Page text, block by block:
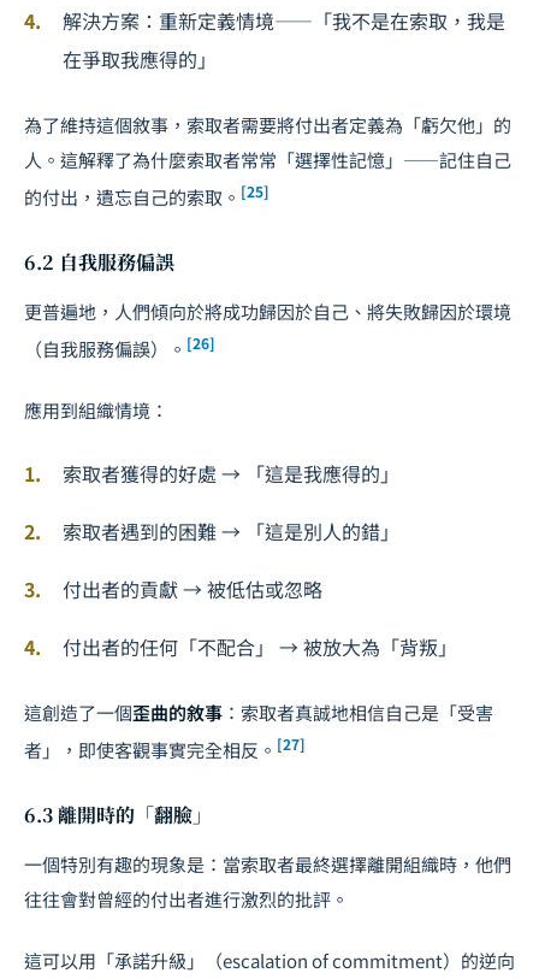
解決方案：重新定義情境——「我不是在索取，我是
在爭取我應得的」
為了維持這個敘事，索取者需要將付出者定義為「虧欠他」的
人。這解釋了為什麼索取者常常「選擇性記憶」——記住自己
的付出，遺忘自己的索取。 [25]
6.2 自我服務偏誤
更普遍地，人們傾向於將成功歸因於自己、將失敗歸因於環境
（自我服務偏誤）。 [26]
應用到組織情境：
索取者獲得的好處 → 「這是我應得的」
索取者遇到的困難 → 「這是別人的錯」
付出者的貢獻 → 被低估或忽略
付出者的任何「不配合」 → 被放大為「背叛」
這創造了一個歪曲的敘事 ：索取者真誠地相信自己是「受害
者」，即使客觀事實完全相反。 [27]
6.3 離開時的「翻臉」
一個特別有趣的現象是：當索取者最終選擇離開組織時，他們
往往會對曾經的付出者進行激烈的批評。
這可以用「承諾升級」（escalation of commitment）的逆向